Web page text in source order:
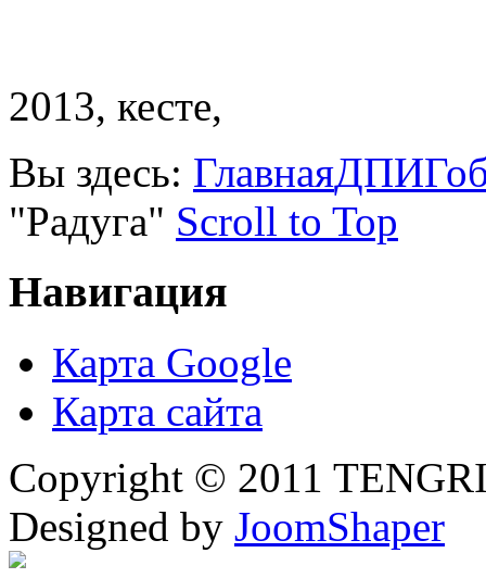
2013, кесте,
Вы здесь: ГлавнаяДПИ
"Радуга" Scroll to Top
Навигация
Карта Google
Карта сайта
Copyright © 2011
Designed by JoomShaper